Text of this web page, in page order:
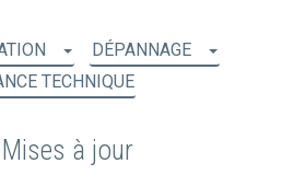
DÉPANNAGE
TECHNIQUE
à jour